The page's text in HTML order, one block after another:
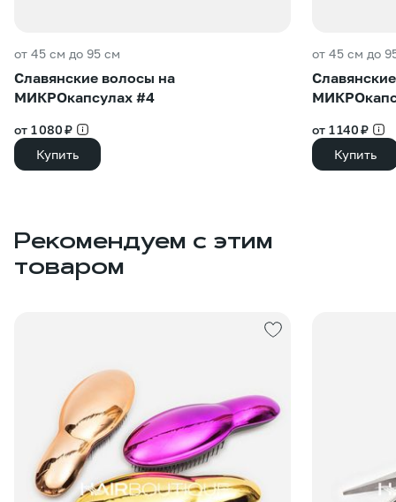
от 45 см до 95 см
Славянские волосы на
МИКРОкапсулах #4
от 1 080 ₽
Купить
от 45 см до
от 1 140 ₽
Купить
Рекомендуем с этим
товаром